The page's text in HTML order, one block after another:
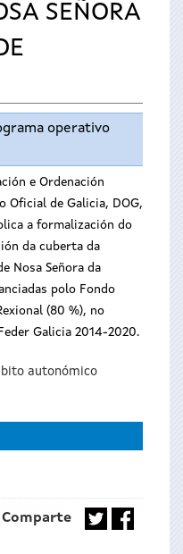
SEÑORA
operativo
e Ordenación
Oficial de Galicia, DOG,
a formalización do
da cuberta da
Nosa Señora da
polo Fondo
(80 %), no
Galicia 2014-2020.
autonómico
Comparte